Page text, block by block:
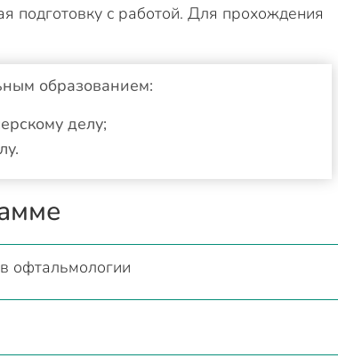
подготовку с работой. Для прохождения
образованием:
делу;
офтальмологии